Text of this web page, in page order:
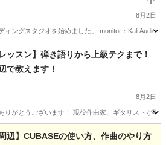
8月2日
ィングスタジオを始めました。 monitor：Kali Audio
ボーカル ラップ
ッスン】弾き語りから上級テクまで！
で教えます！
8月2日
りがとうございます！ 現役作曲家、ギタリストが
ギター
周辺】CUBASEの使い方、作曲のやり方